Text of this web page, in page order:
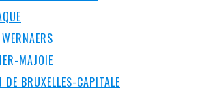
MAJOIE
DE BRUXELLES-CAPITALE